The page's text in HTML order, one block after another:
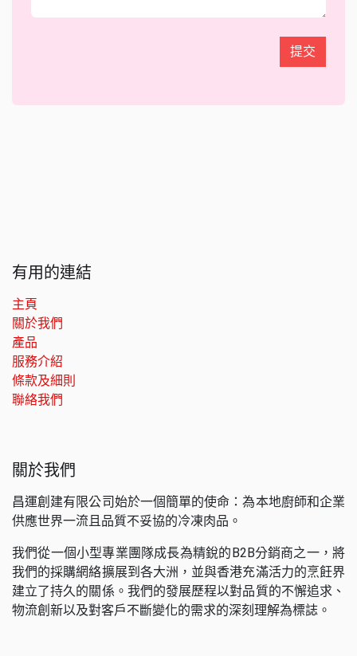
提交
有用的連結
主頁
關於我們
產品
服務介紹
條款及細則
聯絡我們
關於我們
昌運創建有限公司始於一個簡單的使命：為本地廚師和企業
供應世界一流且品質不妥協的冷凍肉品。
我們從一個小型專業團隊成長為精銳的B2B分銷商之一，將
我們的採購網絡擴展到各大洲，並與香港充滿活力的烹飪界
建立了持久的關係。我們的發展歷程以對品質的不懈追求、
物流創新以及對客戶不斷變化的需求的深刻理解為標誌。